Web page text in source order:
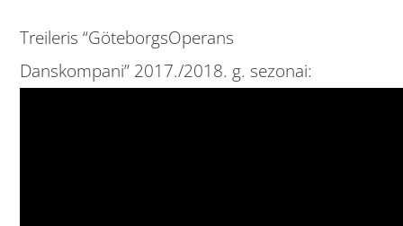
Treileris “GöteborgsOperans
Danskompani” 2017./2018. g. sezonai: